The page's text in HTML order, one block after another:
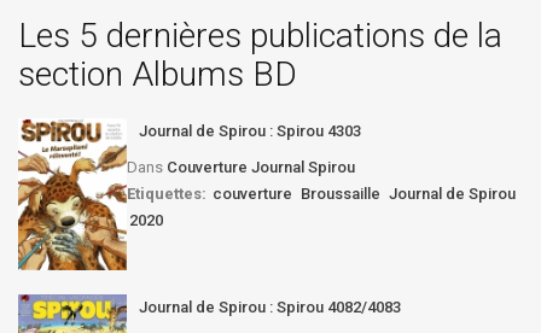
Les 5 dernières publications de la
section Albums BD
Journal de Spirou : Spirou 4303
Dans Couverture Journal Spirou
Etiquettes: couverture Broussaille Journal de Spirou
2020
Journal de Spirou : Spirou 4082/4083